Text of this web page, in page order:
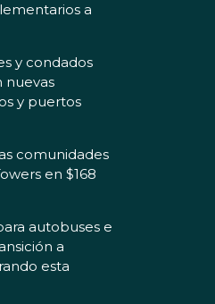
a
y condados
nuevas
y puertos
comunidades
en $168
autobuses e
a
esta